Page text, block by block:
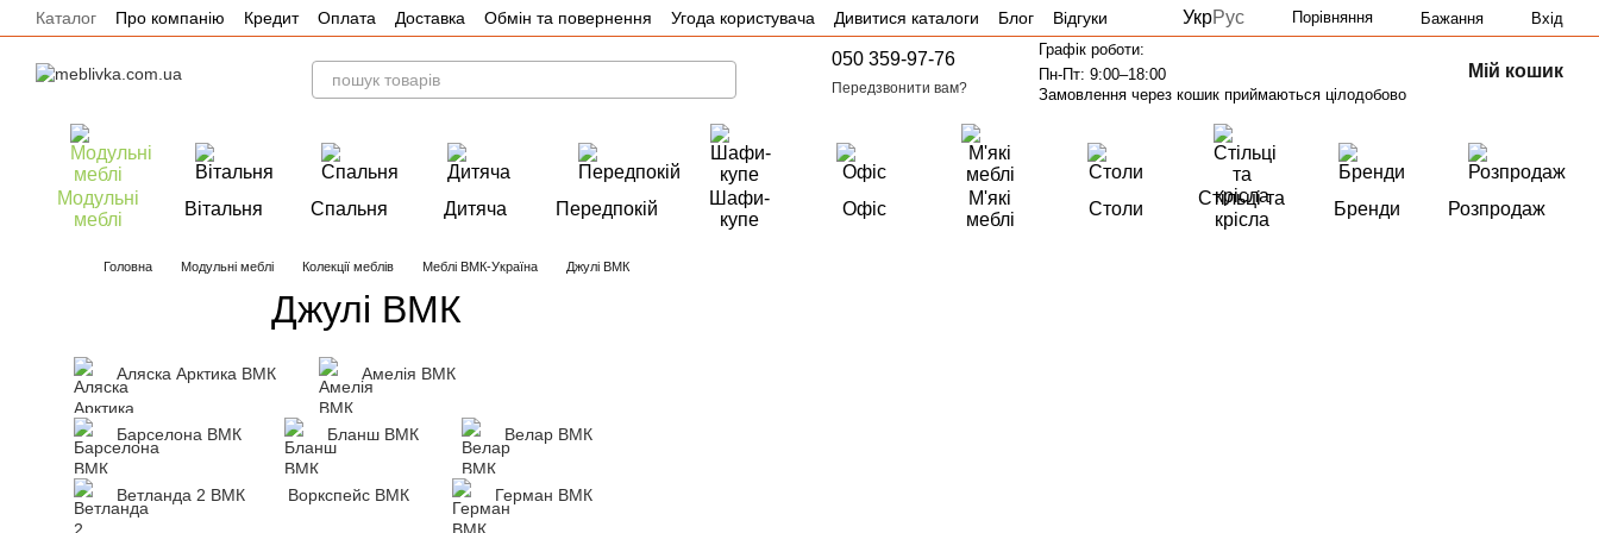
Перейти до основного контенту
Каталог Про компанію Кредит Оплата Доставка Обмін та повернення Угода користувача Дивитися каталоги Блог
Відгуки
Акції
УкрРус Порівняння Бажання Вхід
050 359-97-76
Передзвонити вам?
Графік роботи:
Пн-Пт: 9:00–18:00
Замовлення через кошик приймаються цілодобово
Мій кошик
Модульні
меблі
Вітальня Спальня Дитяча Передпокій
Шафи-
купе
Офіс
М'які
меблі
Столи
Стільці та
крісла
Бренди Розпродаж
Головна Модульні меблі Колекції меблів Меблі ВМК-Україна Джулі ВМК
Джулі ВМК
Аляска Арктика ВМК Амелія ВМК
Барселона ВМК Бланш ВМК Велар ВМК
Ветланда 2 ВМК Воркспейс ВМК Герман ВМК